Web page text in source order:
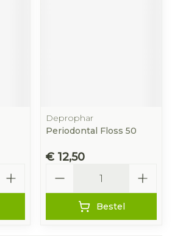
Deprophar
Periodontal Floss 50
€ 12,50
Bestel